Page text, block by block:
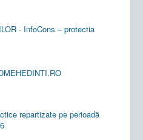
- InfoCons – protectia
repartizate pe perioadă